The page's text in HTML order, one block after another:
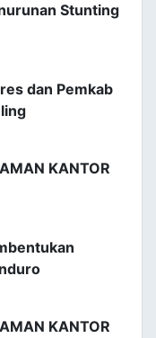
Stunting
dan Pemkab
KANTOR
KANTOR